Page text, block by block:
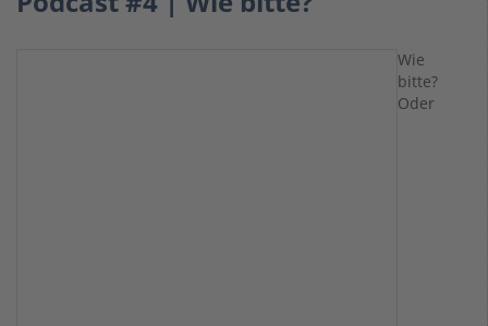
Wie
bitte?
Oder